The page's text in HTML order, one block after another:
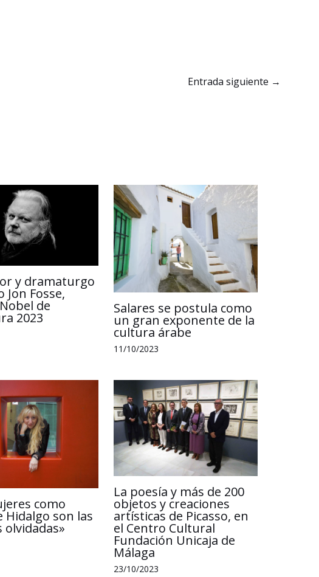
Entrada siguiente →
y dramaturgo
Jon Fosse,
de
2023
Salares se postula como
un gran exponente de la
cultura árabe
11/10/2023
como
Hidalgo son las
olvidadas»
La poesía y más de 200
objetos y creaciones
artísticas de Picasso, en
el Centro Cultural
Fundación Unicaja de
Málaga
23/10/2023